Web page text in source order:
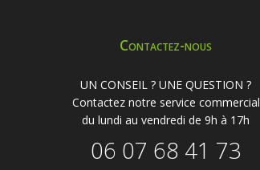
Contactez-nous
UN CONSEIL ? UNE QUESTION ?
Contactez notre service commercial
du lundi au vendredi de 9h à 17h
06 07 68 41 73